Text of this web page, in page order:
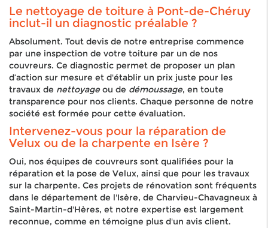
Le nettoyage de toiture à Pont-de-Chéruy
inclut-il un diagnostic préalable ?
Absolument. Tout devis de notre entreprise commence
par une inspection de votre toiture par un de nos
couvreurs. Ce diagnostic permet de proposer un plan
d’action sur mesure et d'établir un prix juste pour les
travaux de nettoyageou de démoussage, en toute
transparence pour nos clients. Chaque personne de notre
société est formée pour cette évaluation.
Intervenez-vous pour la réparation de
Velux ou de la charpente en Isère ?
Oui, nos équipes de couvreurs sont qualifiées pour la
réparation et la pose de Velux, ainsi que pour les travaux
sur la charpente. Ces projets de rénovation sont fréquents
dans le département de l'Isère, de Charvieu-Chavagneux à
Saint-Martin-d'Hères, et notre expertise est largement
reconnue, comme en témoigne plus d'un avis client.